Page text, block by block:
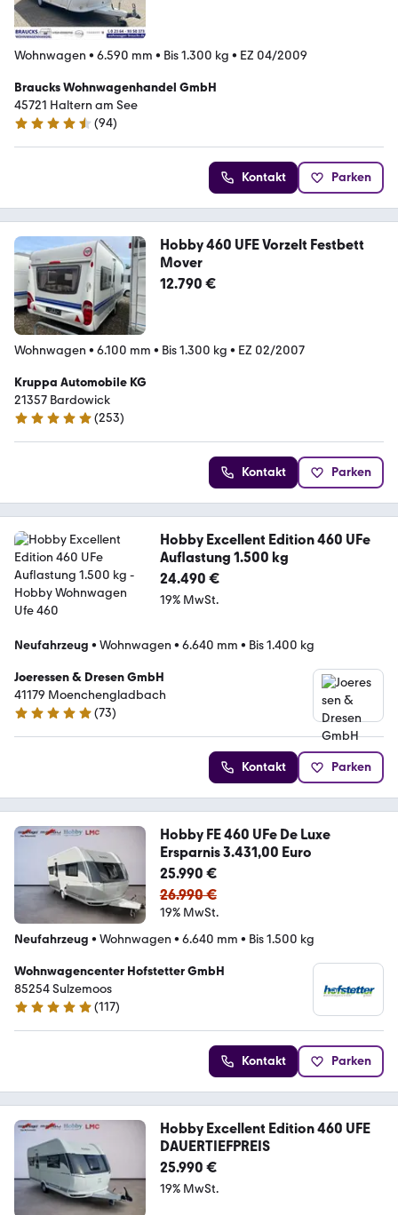
Wohnwagen • 6.590 mm • Bis 1.300 kg • EZ 04/2009
Braucks Wohnwagenhandel GmbH
45721 Haltern am See
4.7 Sterne
(94)
Kontakt Parken
Hobby 460 UFE Vorzelt Festbett
Mover
12.790 €
Wohnwagen • 6.100 mm • Bis 1.300 kg • EZ 02/2007
Kruppa Automobile KG
21357 Bardowick
5 Sterne
(253)
Kontakt Parken
Hobby Excellent Edition 460 UFe
Auflastung 1.500 kg
24.490 €
19% MwSt.
Neufahrzeug • Wohnwagen • 6.640 mm • Bis 1.400 kg
Joeressen & Dresen GmbH
41179 Moenchengladbach
4.8 Sterne
(73)
Kontakt Parken
Hobby FE 460 UFe De Luxe
Ersparnis 3.431,00 Euro
25.990 €
26.990 €
19% MwSt.
Neufahrzeug • Wohnwagen • 6.640 mm • Bis 1.500 kg
Wohnwagencenter Hofstetter GmbH
85254 Sulzemoos
5 Sterne
(117)
Kontakt Parken
Hobby Excellent Edition 460 UFE
DAUERTIEFPREIS
25.990 €
19% MwSt.